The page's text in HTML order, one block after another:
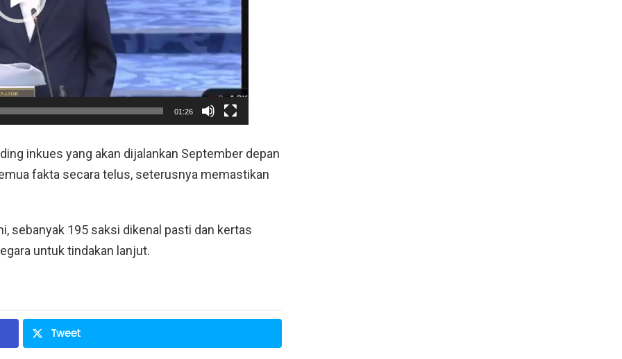
01:26
inkues yang akan dijalankan September depan
fakta secara telus, seterusnya memastikan
sebanyak 195 saksi dikenal pasti dan kertas
untuk tindakan lanjut.
Tweet